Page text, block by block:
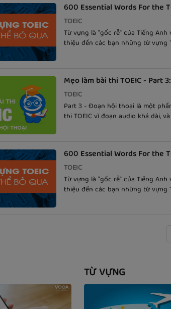
600 Essential Words For the
TOEIC
Từ vựng là "gốc rễ" của Tiếng
thiệu đến các bạn những từ vựng
Mẹo làm bài thi TOEIC - Part
TOEIC
Part 3 - Đoạn hội thoại là một
thi TOEIC vì đoạn audio khá dài,
600 Essential Words For the
TOEIC
Từ vựng là "gốc rễ" của Tiếng
thiệu đến các bạn những từ vựng
TỪ VỰNG